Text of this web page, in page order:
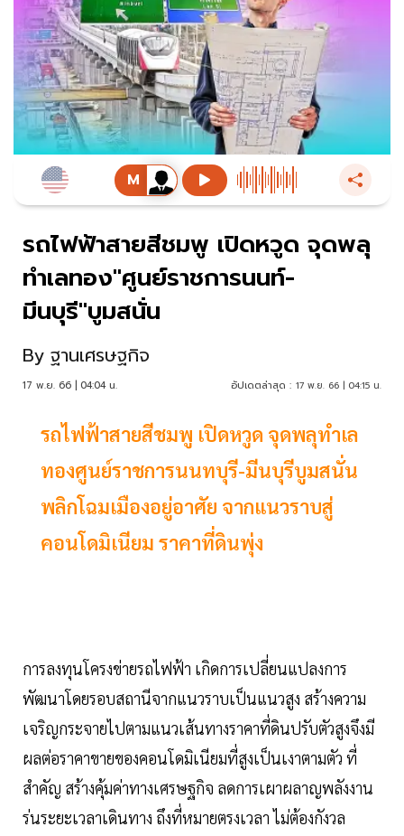
รถไฟฟ้าสายสีชมพู เปิดหวูด จุดพลุ
ทำเลทอง"ศูนย์ราชการนนท์-
มีนบุรี"บูมสนั่น
By ฐานเศรษฐกิจ
17 พ.ย. 66 | 04:04 น. อัปเดตล่าสุด : 17 พ.ย. 66 | 04:15 น.
รถไฟฟ้าสายสีชมพู เปิดหวูด จุดพลุทำเล
ทองศูนย์ราชการนนทบุรี-มีนบุรีบูมสนั่น
พลิกโฉมเมืองอยู่อาศัย จากแนวราบสู่
คอนโดมิเนียม ราคาที่ดินพุ่ง
การลงทุนโครงข่ายรถไฟฟ้า เกิดการเปลี่ยนแปลงการ
พัฒนาโดยรอบสถานีจากแนวราบเป็นแนวสูง สร้างความ
เจริญกระจายไปตามแนวเส้นทางราคาที่ดินปรับตัวสูงจึงมี
ผลต่อราคาขายของคอนโดมิเนียมที่สูงเป็นเงาตามตัว ที่
สำคัญ สร้างคุ้มค่าทางเศรษฐกิจ ลดการเผาผลาญพลังงาน
ร่นระยะเวลาเดินทาง ถึงที่หมายตรงเวลา ไม่ต้องกังวล